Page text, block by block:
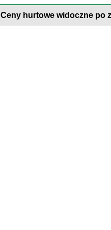
Ceny hurtowe widoczne po